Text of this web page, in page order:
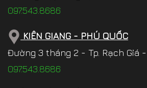
097.543.8686
KIÊN GIANG - PHÚ QUỐC
Đường 3 tháng 2 - Tp. Rạch Giá -
097.543.8686